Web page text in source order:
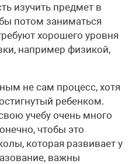
изучить предмет в
потом заниматься
хорошего уровня
например физикой,
не сам процесс, хотя
ребенком.
учебу очень много
чтобы это
которая развивает у
важны